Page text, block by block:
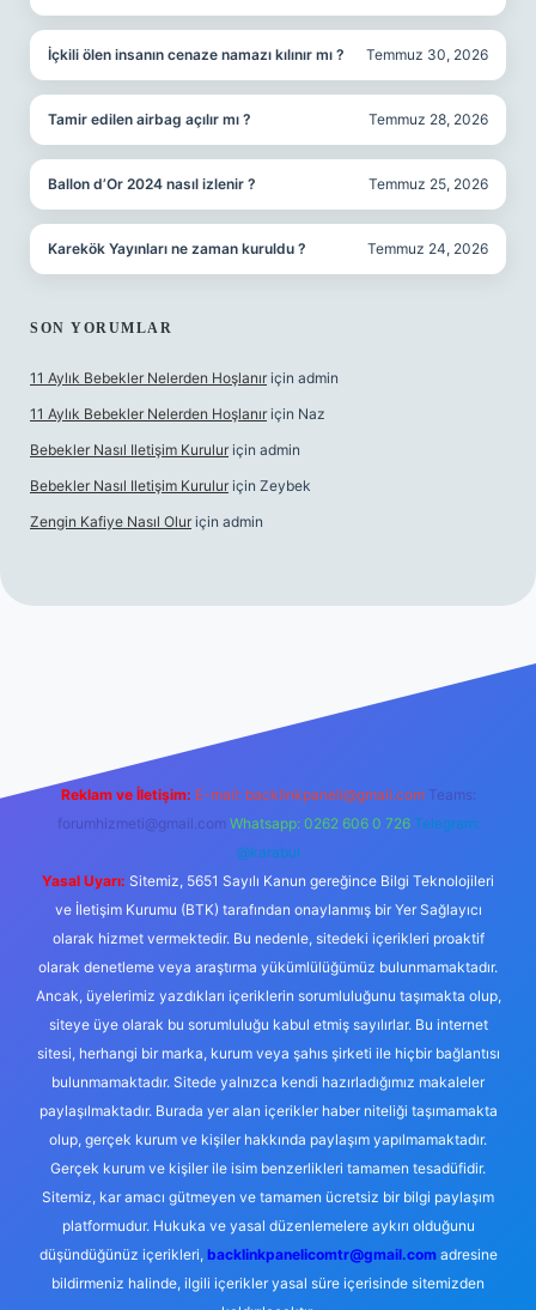
İçkili ölen insanın cenaze namazı kılınır mı ? Temmuz 30, 2026
Tamir edilen airbag açılır mı ? Temmuz 28, 2026
Ballon d’Or 2024 nasıl izlenir ? Temmuz 25, 2026
Karekök Yayınları ne zaman kuruldu ? Temmuz 24, 2026
SON YORUMLAR
11 Aylık Bebekler Nelerden Hoşlanır için admin
11 Aylık Bebekler Nelerden Hoşlanır için Naz
Bebekler Nasıl Iletişim Kurulur için admin
Bebekler Nasıl Iletişim Kurulur için Zeybek
Zengin Kafiye Nasıl Olur için admin
Reklam ve İletişim: E-mail: backlinkpaneli@gmail.com Teams:
forumhizmeti@gmail.com Whatsapp: 0262 606 0 726 Telegram:
@karabul
Yasal Uyarı: Sitemiz, 5651 Sayılı Kanun gereğince Bilgi Teknolojileri
ve İletişim Kurumu (BTK) tarafından onaylanmış bir Yer Sağlayıcı
olarak hizmet vermektedir. Bu nedenle, sitedeki içerikleri proaktif
olarak denetleme veya araştırma yükümlülüğümüz bulunmamaktadır.
Ancak, üyelerimiz yazdıkları içeriklerin sorumluluğunu taşımakta olup,
siteye üye olarak bu sorumluluğu kabul etmiş sayılırlar. Bu internet
sitesi, herhangi bir marka, kurum veya şahıs şirketi ile hiçbir bağlantısı
bulunmamaktadır. Sitede yalnızca kendi hazırladığımız makaleler
paylaşılmaktadır. Burada yer alan içerikler haber niteliği taşımamakta
olup, gerçek kurum ve kişiler hakkında paylaşım yapılmamaktadır.
Gerçek kurum ve kişiler ile isim benzerlikleri tamamen tesadüfidir.
Sitemiz, kar amacı gütmeyen ve tamamen ücretsiz bir bilgi paylaşım
platformudur. Hukuka ve yasal düzenlemelere aykırı olduğunu
düşündüğünüz içerikleri, backlinkpanelicomtr@gmail.comadresine
bildirmeniz halinde, ilgili içerikler yasal süre içerisinde sitemizden